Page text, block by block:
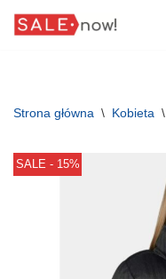
Strona główna \ Kobieta \
SALE - 15%